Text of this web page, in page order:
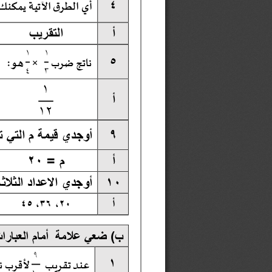
٤
أي قرطل
ا الآتية يمكنك
أ
التقريب
٥
ناتج ضرب
١
٣
×
١
٤
هو :
أ
١
١٢
٩
أوجدي قيمة م التي
أ = م ٢٠
١٠
أوجدي الاعداد الثلاثة الآتية :
أ ٢٠ ، ٣٦ ، ٤٥
ب) ضعي علامة  أمام
١
عند تقريب
٩
نب
رق
لأ